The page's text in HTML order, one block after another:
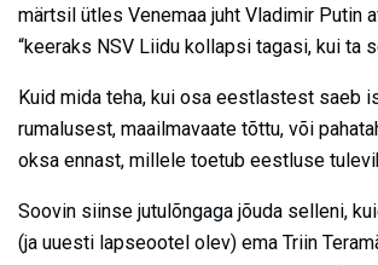
märtsil ütles Venemaa juht Vladimir Putin
“keeraks NSV Liidu kollapsi tagasi, kui ta
Kuid mida teha, kui osa eestlastest saeb
rumalusest, maailmavaate tõttu, või
oksa ennast, millele toetub eestluse
Soovin siinse jutulõngaga jõuda selleni,
(ja uuesti lapseootel olev) ema Triin